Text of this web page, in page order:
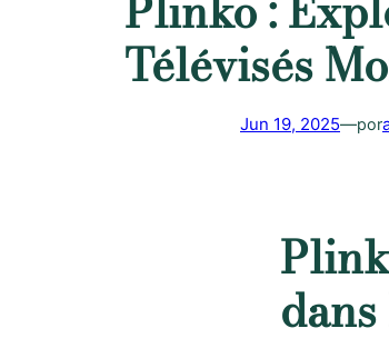
Télévisés
Jun 19, 2025—por